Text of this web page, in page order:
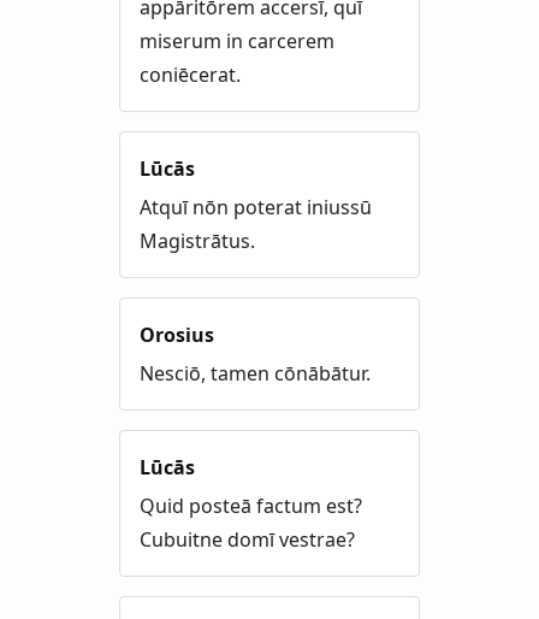
appāritōrem accersī, quī
miserum in carcerem
coniēcerat.
Lūcās
Atquī nōn poterat iniussū
Magistrātus.
Orosius
Nesciō, tamen cōnābātur.
Lūcās
Quid posteā factum est?
Cubuitne domī vestrae?